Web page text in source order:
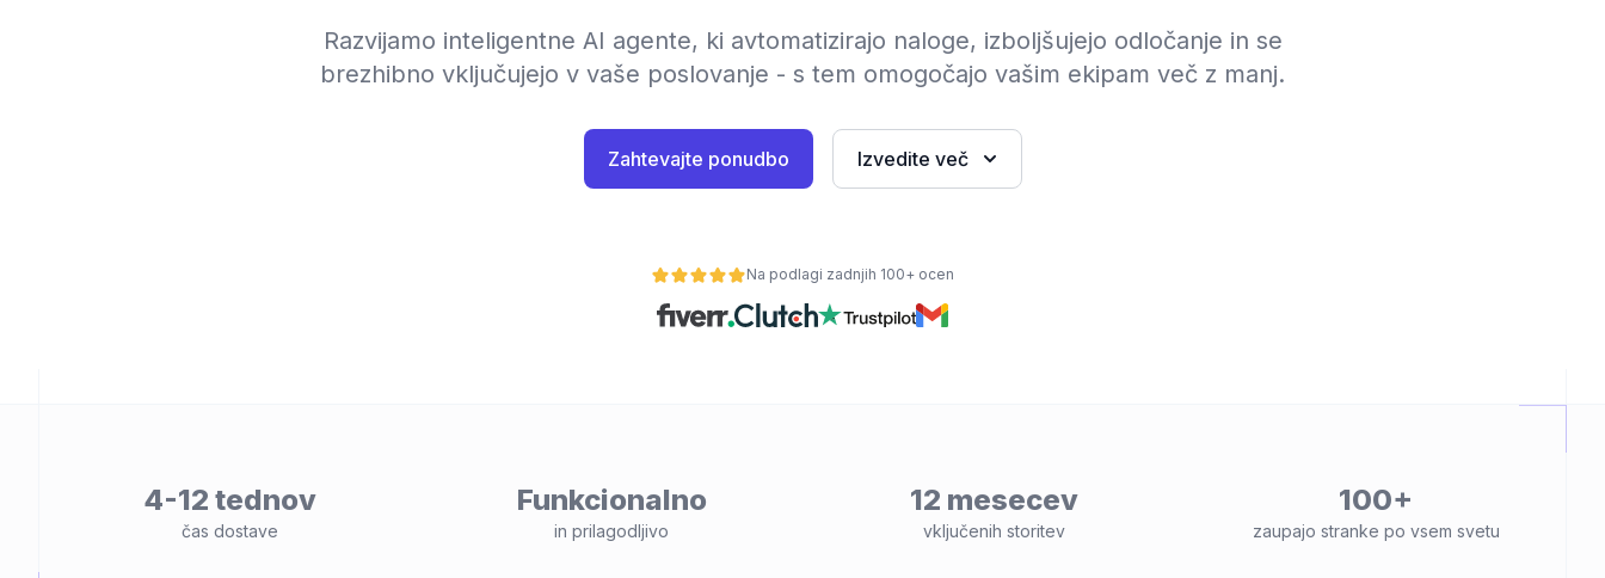
Razvijamo inteligentne AI agente, ki avtomatizirajo naloge, izboljšujejo odločanje in se
brezhibno vključujejo v vaše poslovanje - s tem omogočajo vašim ekipam več z manj.
Zahtevajte ponudbo Izvedite več
Na podlagi zadnjih 100+ ocen
4-12 tednov
čas dostave
Funkcionalno
in prilagodljivo
12 mesecev
vključenih storitev
100+
zaupajo stranke po vsem svetu